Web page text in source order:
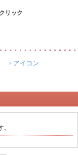
リック
アイコン